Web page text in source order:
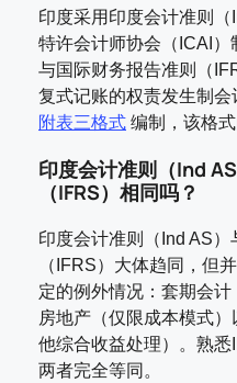
印度采用印度会计准则
特许会计师协会（ICAI
与国际财务报告准则（
复式记账的权责发生制
附表三格式 编制，该格
印度会计准则（Ind
（IFRS）相同吗？
印度会计准则（Ind AS）
（IFRS）大体趋同，但
定的例外情况：套期会
房地产（仅限成本模式
他综合收益处理）。熟
两者完全等同。